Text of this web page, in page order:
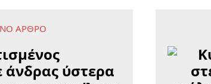
ΆΡΘΡΟ